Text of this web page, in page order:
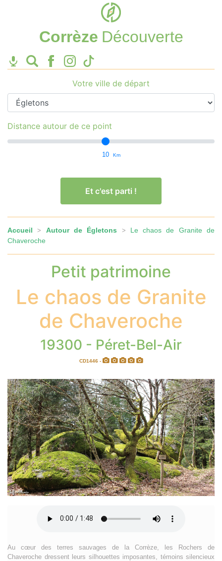
Corrèze Découverte
Votre ville de départ
Distance autour de ce point
10 Km
Et c'est parti !
Accueil > Autour de Égletons > Le chaos de Granite de
Chaveroche
Petit patrimoine
Le chaos de Granite
de Chaveroche
19300 - Péret-Bel-Air
CD1446 -
Au cœur des terres sauvages de la Corrèze, les Rochers de
Chaveroche dressent leurs silhouettes imposantes, témoins silencieux